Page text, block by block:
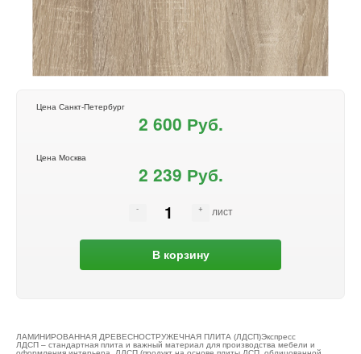
Цена Санкт-Петербург
2 600 Руб.
Цена Москва
2 239 Руб.
лист
В корзину
ЛАМИНИРОВАННАЯ ДРЕВЕСНОСТРУЖЕЧНАЯ ПЛИТА (ЛДСП)Экспресс
ЛДСП – стандартная плита и важный материал для производства мебели и